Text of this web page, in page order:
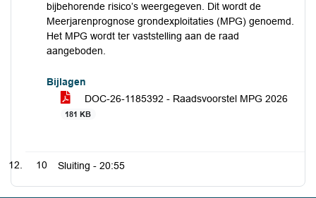
bijbehorende risico’s weergegeven. Dit wordt de
Meerjarenprognose grondexploitaties (MPG) genoemd.
Het MPG wordt ter vaststelling aan de raad
aangeboden.
Bijlagen
DOC-26-1185392 - Raadsvoorstel MPG 2026
181 KB
10 Sluiting - 20:55